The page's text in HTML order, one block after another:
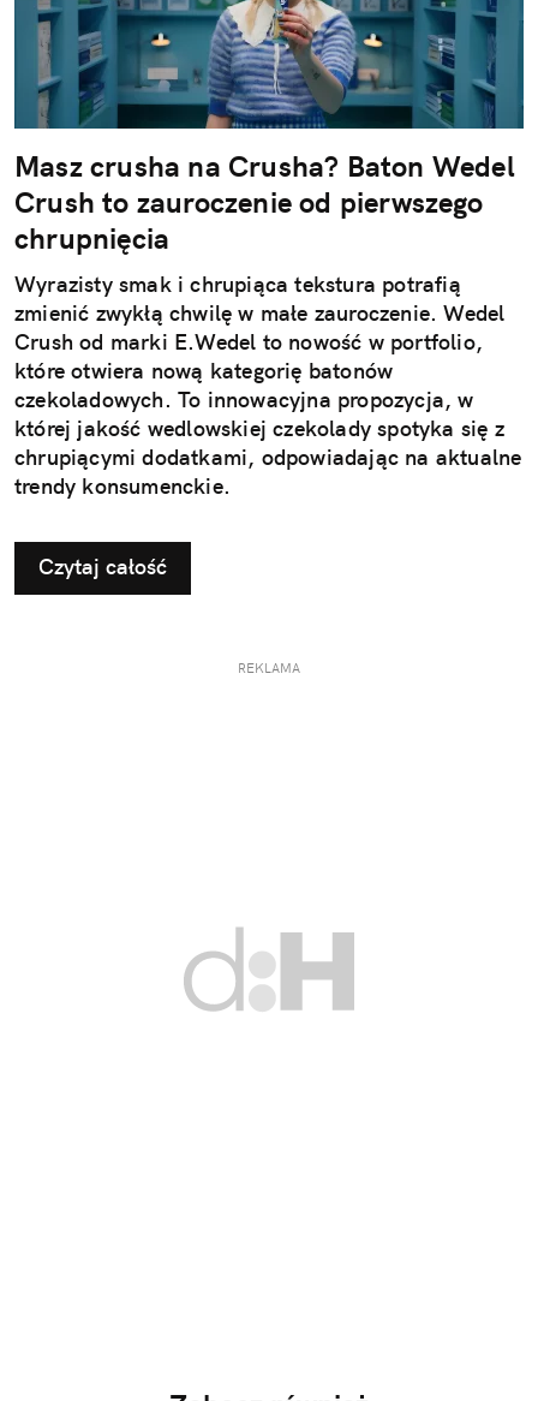
Masz crusha na Crusha? Baton Wedel
Crush to zauroczenie od pierwszego
chrupnięcia
Wyrazisty smak i chrupiąca tekstura potrafią
zmienić zwykłą chwilę w małe zauroczenie. Wedel
Crush od marki E.Wedel to nowość w portfolio,
które otwiera nową kategorię batonów
czekoladowych. To innowacyjna propozycja, w
której jakość wedlowskiej czekolady spotyka się z
chrupiącymi dodatkami, odpowiadając na aktualne
trendy konsumenckie.
Czytaj całość
REKLAMA